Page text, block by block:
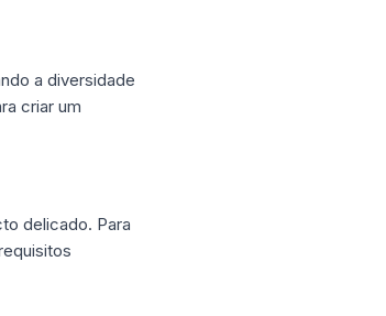
a diversidade
criar um
delicado. Para